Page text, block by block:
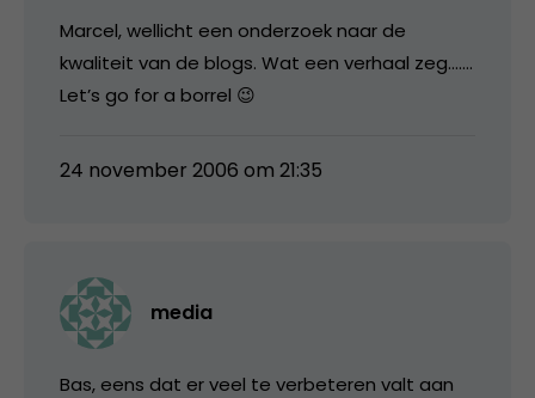
Marcel, wellicht een onderzoek naar de
kwaliteit van de blogs. Wat een verhaal zeg…….
Let’s go for a borrel 😉
24 november 2006 om 21:35
media
Bas, eens dat er veel te verbeteren valt aan